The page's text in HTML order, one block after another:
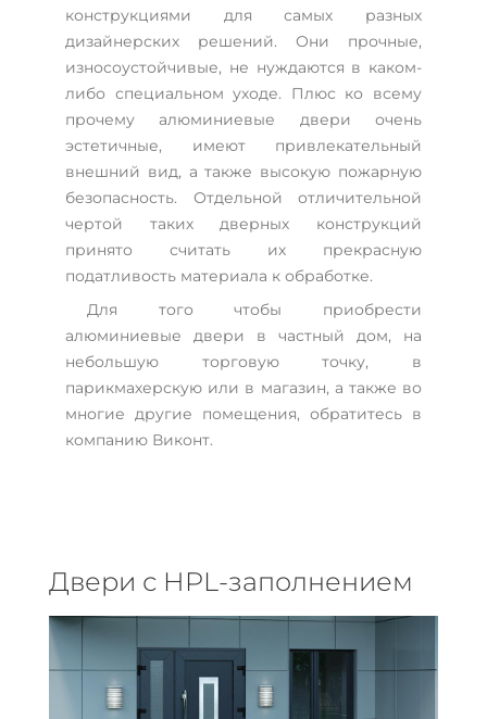
конструкциями для самых разных
дизайнерских решений. Они прочные,
износоустойчивые, не нуждаются в каком-
либо специальном уходе. Плюс ко всему
прочему алюминиевые двери очень
эстетичные, имеют привлекательный
внешний вид, а также высокую пожарную
безопасность. Отдельной отличительной
чертой таких дверных конструкций
принято считать их прекрасную
податливость материала к обработке.
Для того чтобы приобрести
алюминиевые двери в частный дом, на
небольшую торговую точку, в
парикмахерскую или в магазин, а также во
многие другие помещения, обратитесь в
компанию Виконт.
Двери с HPL-заполнением